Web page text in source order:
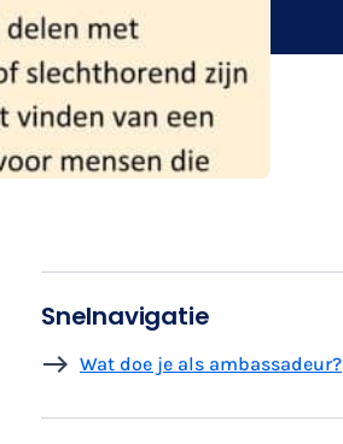
Snelnavigatie
Wat doe je als ambassadeur?